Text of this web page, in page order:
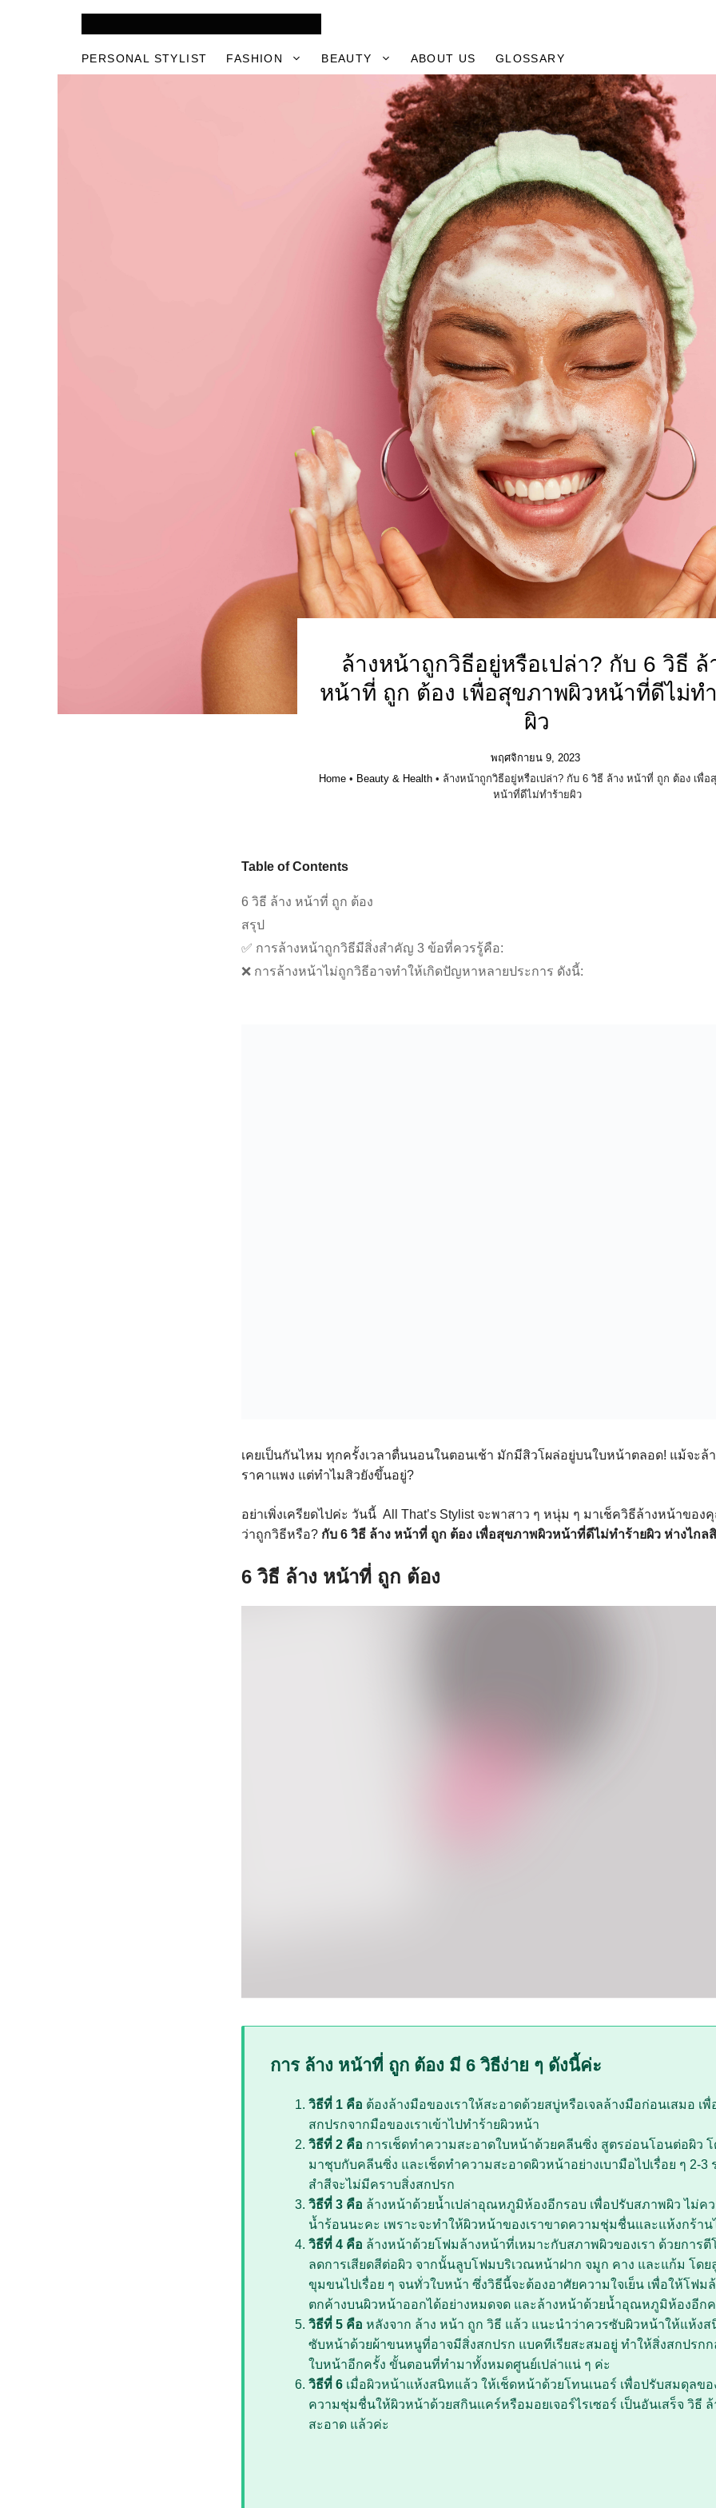
PERSONAL STYLIST FASHION BEAUTY ABOUT US GLOSSARY
ล้างหน้าถูกวิธีอยู่หรือเปล่า? กับ 6 วิธี ล้
หน้าที่ ถูก ต้อง เพื่อสุขภาพผิวหน้าที่ดีไม่ท
ผิว
พฤศจิกายน 9, 2023
Home• Beauty & Health• ล้างหน้าถูกวิธีอยู่หรือเปล่า? กับ 6 วิธี ล้าง หน้าที่ ถูก ต้อง เพื่อ
หน้าที่ดีไม่ทำร้ายผิว
Table of Contents
6 วิธี ล้าง หน้าที่ ถูก ต้อง
สรุป
✅ การล้างหน้าถูกวิธีมีสิ่งสำคัญ 3 ข้อที่ควรรู้คือ:
❌ การล้างหน้าไม่ถูกวิธีอาจทำให้เกิดปัญหาหลายประการ ดังนี้:
เคยเป็นกันไหม ทุกครั้งเวลาตื่นนอนในตอนเช้า มักมีสิวโผล่อยู่บนใบหน้าตลอด! แม้จะล้
ราคาแพง แต่ทำไมสิวยังขึ้นอยู่?
อย่าเพิ่งเครียดไปค่ะ วันนี้ All That’s Stylist จะพาสาว ๆ หนุ่ม ๆ มาเช็ควิธีล้างหน้าขอ
ว่าถูกวิธีหรือ? กับ 6 วิธี ล้าง หน้าที่ ถูก ต้อง เพื่อสุขภาพผิวหน้าที่ดีไม่ทำร้ายผิว ห่างไกล
6 วิธี ล้าง หน้าที่ ถูก ต้อง
การ ล้าง หน้าที่ ถูก ต้อง มี 6 วิธีง่าย ๆ ดังนี้ค่ะ
วิธีที่ 1 คือ ต้องล้างมือของเราให้สะอาดด้วยสบู่หรือเจลล้างมือก่อนเสมอ เพื่
สกปรกจากมือของเราเข้าไปทำร้ายผิวหน้า
วิธีที่ 2 คือ การเช็ดทำความสะอาดใบหน้าด้วยคลีนซิ่ง สูตรอ่อนโอนต่อผิว
มาชุบกับคลีนซิ่ง และเช็ดทำความสะอาดผิวหน้าอย่างเบามือไปเรื่อย ๆ 2-3
สำสีจะไม่มีคราบสิ่งสกปรก
วิธีที่ 3 คือ ล้างหน้าด้วยน้ำเปล่าอุณหภูมิห้องอีกรอบ เพื่อปรับสภาพผิว ไม่ค
น้ำร้อนนะคะ เพราะจะทำให้ผิวหน้าของเราขาดความชุ่มชื่นและแห้งกร้าน
วิธีที่ 4 คือ ล้างหน้าด้วยโฟมล้างหน้าที่เหมาะกับสภาพผิวของเรา ด้วยการ
ลดการเสียดสีต่อผิว จากนั้นลูบโฟมบริเวณหน้าฝาก จมูก คาง และแก้ม โด
ขุมขนไปเรื่อย ๆ จนทั่วใบหน้า ซึ่งวิธีนี้จะต้องอาศัยความใจเย็น เพื่อให้โฟม
ตกค้างบนผิวหน้าออกได้อย่างหมดจด และล้างหน้าด้วยน้ำอุณหภูมิห้องอีกค
วิธีที่ 5 คือ หลังจาก ล้าง หน้า ถูก วิธี แล้ว แนะนำว่าควรซับผิวหน้าให้แห้งส
ซับหน้าด้วยผ้าขนหนูที่อาจมีสิ่งสกปรก แบคทีเรียสะสมอยู่ ทำให้สิ่งสกปรกก
ใบหน้าอีกครั้ง ขั้นตอนที่ทำมาทั้งหมดศูนย์เปล่าแน่ ๆ ค่ะ
วิธีที่ 6 เมื่อผิวหน้าแห้งสนิทแล้ว ให้เช็ดหน้าด้วยโทนเนอร์ เพื่อปรับสมดุลขอ
ความชุ่มชื่นให้ผิวหน้าด้วยสกินแคร์หรือมอยเจอร์ไรเซอร์ เป็นอันเสร็จ วิธี ล้
สะอาด แล้วค่ะ